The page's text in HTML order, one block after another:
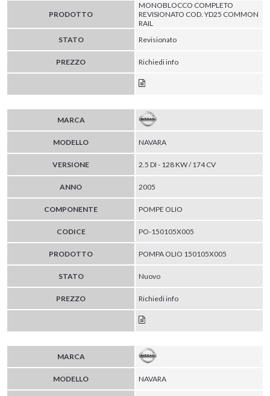
PRODOTTO
MONOBLOCCO COMPLETO
REVISIONATO COD. YD25 COMMON
RAIL
STATO
Revisionato
PREZZO Richiedi info
MARCA
MODELLO NAVARA
VERSIONE 2.5 DI - 128 KW / 174 CV
ANNO 2005
COMPONENTE POMPE OLIO
CODICE PO-150105X005
PRODOTTO POMPA OLIO 150105X005
STATO Nuovo
PREZZO Richiedi info
MARCA
MODELLO NAVARA